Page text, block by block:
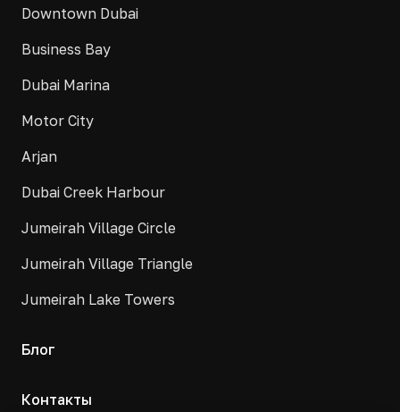
Downtown Dubai
Business Bay
Dubai Marina
Motor City
Arjan
Dubai Creek Harbour
Jumeirah Village Circle
Jumeirah Village Triangle
Jumeirah Lake Towers
Блог
Контакты